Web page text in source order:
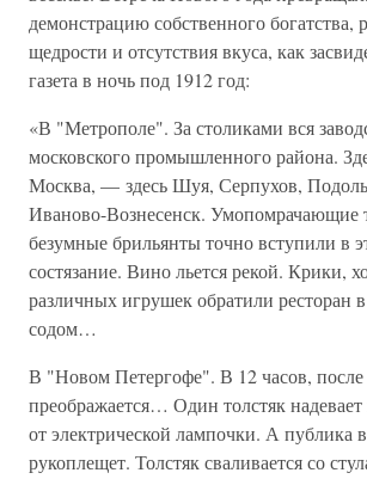
демонстрацию собственного богатства,
щедрости и отсутствия вкуса, как
газета в ночь под 1912 год:
«В "Метрополе". За столиками вся
московского промышленного района.
Москва, — здесь Шуя, Серпухов,
Иваново-Вознесенск. Умопомрачающие
безумные брильянты точно вступили в
состязание. Вино льется рекой. Крики,
различных игрушек обратили ресторан
содом…
В "Новом Петергофе". В 12 часов, после
преображается… Один толстяк надевает
от электрической лампочки. А публика
рукоплещет. Толстяк сваливается со